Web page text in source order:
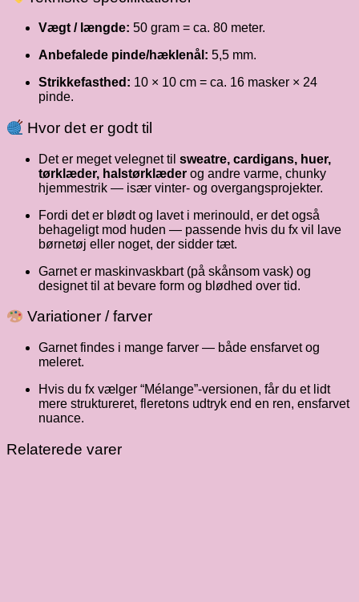
Vægt / længde: 50 gram = ca. 80 meter.
Anbefalede pinde/hæklenål: 5,5 mm.
Strikkefasthed: 10 × 10 cm = ca. 16 masker × 24
pinde.
Hvor det er godt til
Det er meget velegnet til sweatre, cardigans, huer,
tørklæder, halstørklæder og andre varme, chunky
hjemmestrik — især vinter- og overgangs­projekter.
Fordi det er blødt og lavet i merinould, er det også
behageligt mod huden — passende hvis du fx vil lave
børnetøj eller noget, der sidder tæt.
Garnet er maskinvaskbart (på skånsom vask) og
designet til at bevare form og blødhed over tid.
Variationer / farver
Garnet findes i mange farver — både ensfarvet og
meleret.
Hvis du fx vælger “Mélange”-versionen, får du et lidt
mere struktureret, fleretons udtryk end en ren, ensfarvet
nuance.
Relaterede varer